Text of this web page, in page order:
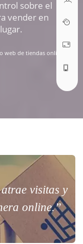
sobre el
vender en
web de tiendas online
visitas y
online.”
ABRIR TICKET